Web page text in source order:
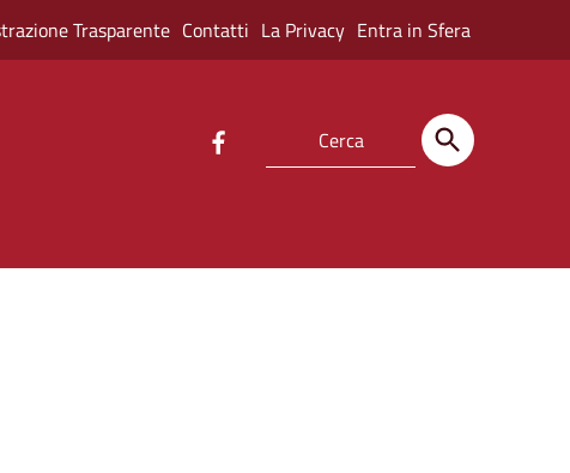
Trasparente Contatti La Privacy Entra in Sfera